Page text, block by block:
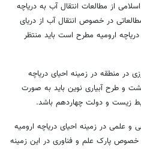
از مطالعات انتقال آب به دریاچه
در خصوص انتقال آب از دریای
ارومیه مطرح است باید منتظر
در منطقه در زمینه احیای دریاچه
و طرح آبیاری نوین باید به صورت
زیست و دولت چهاردهم باشد.
و علمی در زمینه احیای دریاچه ارومیه
خصوص پارک علم و فناوری در این زمینه